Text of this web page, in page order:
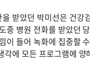
받았던 박미선은 건강
중 병원 전화를 받았던
이 들어 녹화에 집중할
각에 모든 프로그램에 양